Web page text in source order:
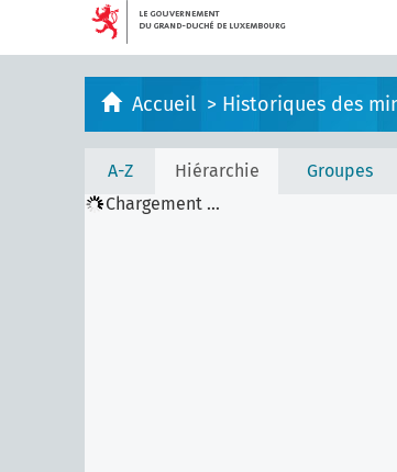
Accueil > Historiques des
A-Z Hiérarchie Groupes
Chargement ...